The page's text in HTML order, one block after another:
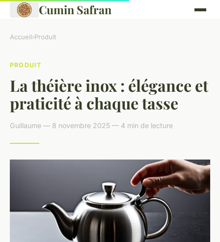
Cumin Safran
Accueil›Produit
PRODUIT
La théière inox : élégance et
praticité à chaque tasse
Guillaume — 8 novembre 2025 — 4 min de lecture